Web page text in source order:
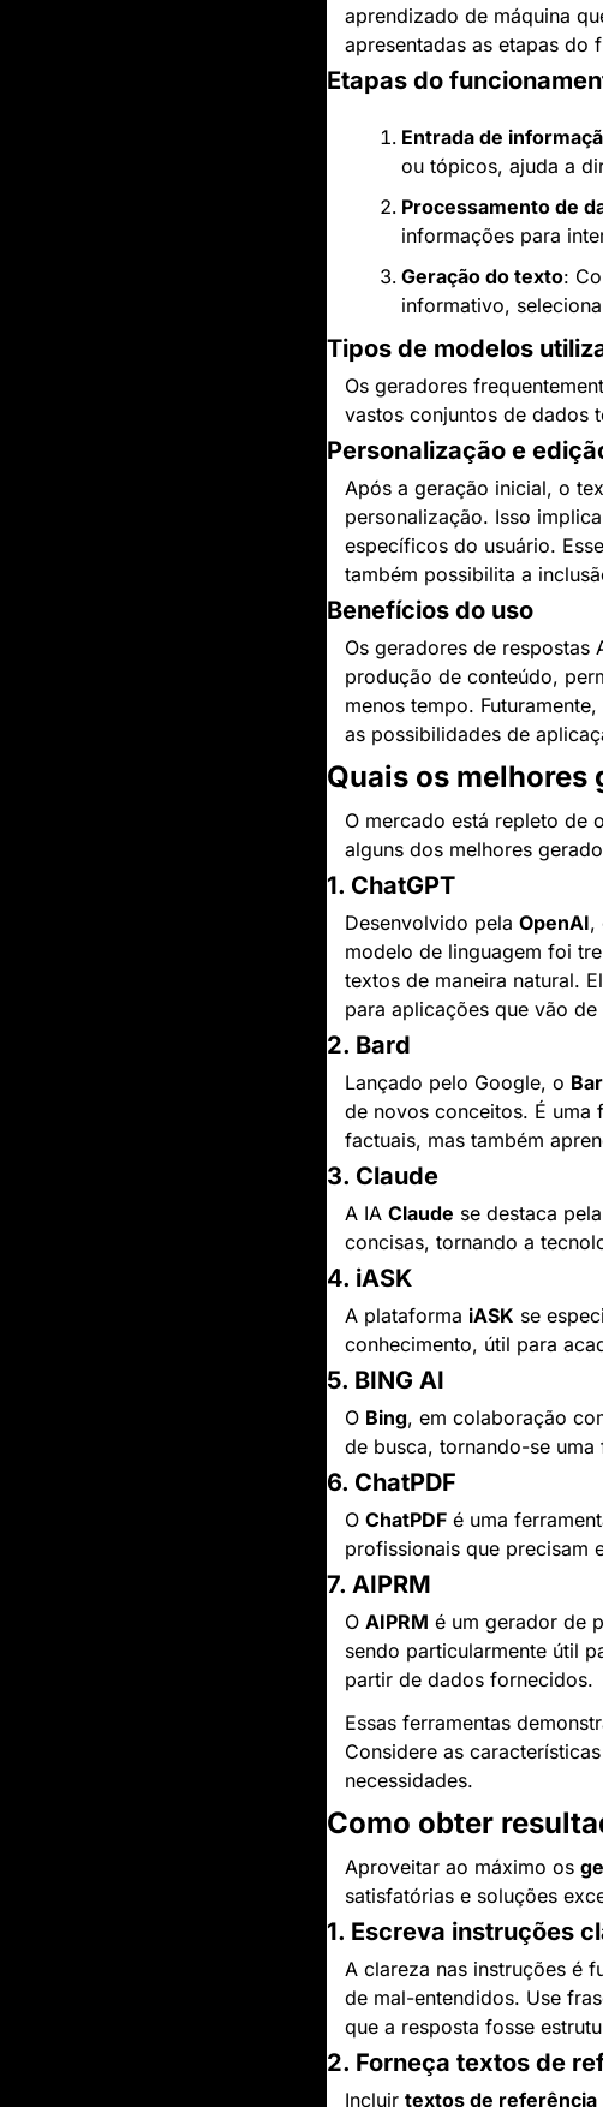
aprendizado de máquina
apresentadas as etapas do
Etapas do
Entrada de
ou tópicos, ajuda a
Processamento de
informações para
Geração do texto:
informativo,
Tipos de modelos
Os geradores
vastos conjuntos de dados
Personalização e
Após a geração inicial, o
personalização. Isso
específicos do usuário.
também possibilita a
Benefícios do uso
Os geradores de respostas
produção de conteúdo,
menos tempo.
as possibilidades de
Quais os melhores
O mercado está repleto de
alguns dos melhores
1. ChatGPT
Desenvolvido pela OpenAI,
modelo de linguagem foi
textos de maneira natural.
para aplicações que vão
2. Bard
Lançado pelo Google, o
de novos conceitos. É uma
factuais, mas também
3. Claude
A IA Claude se destaca
concisas, tornando a
4. iASK
A plataforma iASK se
conhecimento, útil para
5. BING AI
O Bing, em colaboração
de busca, tornando-se
6. ChatPDF
O ChatPDF é uma
profissionais que precisam
7. AIPRM
O AIPRM é um gerador de
sendo particularmente útil
partir de dados fornecidos.
Essas ferramentas
Considere as
necessidades.
Como obter
Aproveitar ao máximo os
satisfatórias e soluções
1. Escreva instruções
A clareza nas instruções é
de mal-entendidos. Use
que a resposta fosse
2. Forneça textos de
Incluir textos de referência